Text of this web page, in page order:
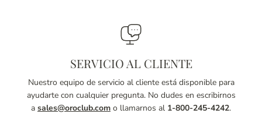
SERVICIO AL CLIENTE
Nuestro equipo de servicio al cliente está disponible para
ayudarte con cualquier pregunta. No dudes en escribirnos
a sales@oroclub.com o llamarnos al 1-800-245-4242.